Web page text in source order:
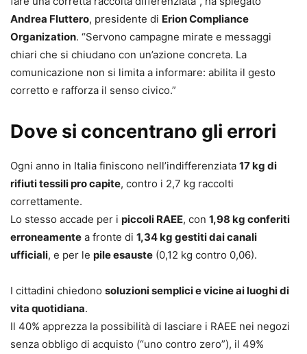
Andrea Fluttero, presidente di Erion Compliance
Organization. “Servono campagne mirate e messaggi
chiari che si chiudano con un’azione concreta. La
comunicazione non si limita a informare: abilita il gesto
corretto e rafforza il senso civico.”
Dove si concentrano gli errori
Ogni anno in Italia finiscono nell’indifferenziata 17 kg di
rifiuti tessili pro capite, contro i 2,7 kg raccolti
correttamente.
Lo stesso accade per i piccoli RAEE, con 1,98 kg conferiti
erroneamente a fronte di 1,34 kg gestiti dai canali
ufficiali, e per le pile esauste (0,12 kg contro 0,06).
I cittadini chiedono soluzioni semplici e vicine ai luoghi di
vita quotidiana.
Il 40% apprezza la possibilità di lasciare i RAEE nei negozi
senza obbligo di acquisto (“uno contro zero”), il 49%